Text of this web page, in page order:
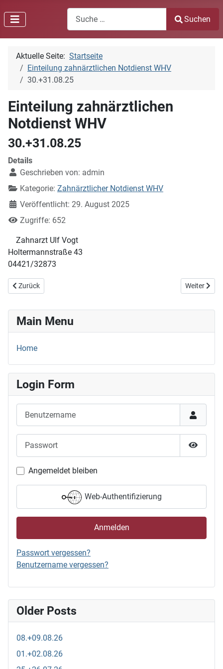
Search
Suchen
Aktuelle Seite: Startseite
Einteilung zahnärztlichen Notdienst WHV
30.+31.08.25
Einteilung zahnärztlichen
Notdienst WHV
30.+31.08.25
Details
Geschrieben von: admin
Kategorie: Zahnärztlicher Notdienst WHV
Veröffentlicht: 29. August 2025
Zugriffe: 652
Zahnarzt Ulf Vogt
Holtermannstraße 43
04421/32873
Vorheriger Beitrag: 06.+07.09.25
Zurück Nächster
Weiter
Main Menu
Home
Login Form
Angemeldet bleiben
Web-Authentifizierung
Anmelden
Passwort vergessen?
Benutzername vergessen?
Older Posts
08.+09.08.26
01.+02.08.26